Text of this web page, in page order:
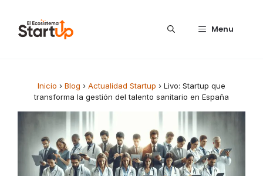
Menu
Inicio › Blog › Actualidad Startup › Livo: Startup que
transforma la gestión del talento sanitario en España